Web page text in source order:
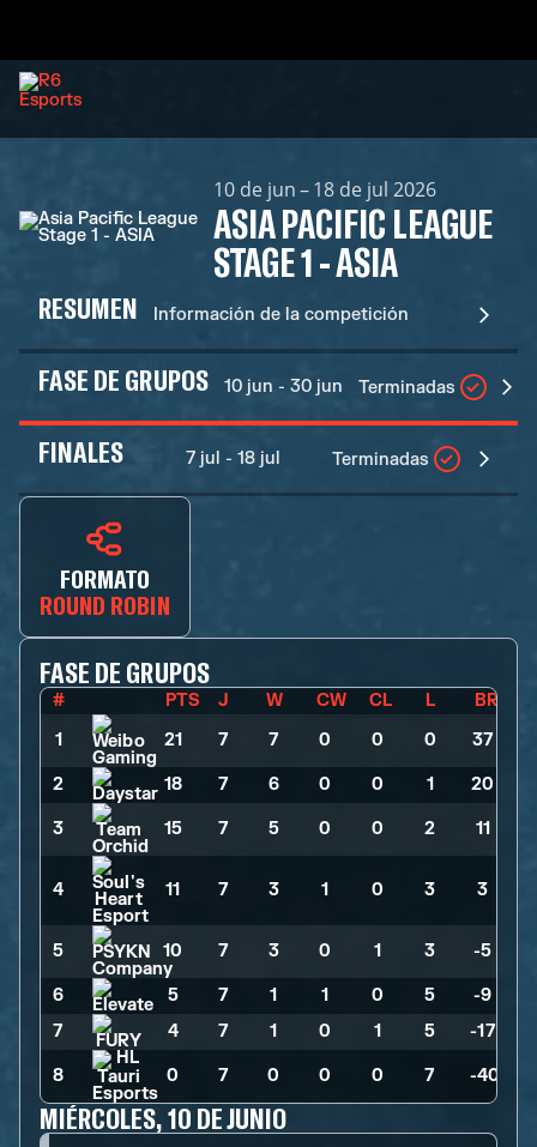
10 de jun – 18 de jul 2026
ASIA PACIFIC LEAGUE
STAGE 1 - ASIA
RESUMEN Información de la competición
FASE DE GRUPOS 10 jun - 30 jun Terminadas
FINALES 7 jul - 18 jul Terminadas
FORMATO
ROUND ROBIN
FASE DE GRUPOS
# PTS J W CW CL L
BR
1
21 7 7 0 0 0 37
2 18 7 6 0 0 1 20
3 15 7 5 0 0 2 11
4 11 7 3 1 0 3 3
5 10 7 3 0 1 3 -5
6 5 7 1 1 0 5
-9
7
4 7 1 0 1 5 -17
8 0 7 0 0 0 7 -40
MIÉRCOLES, 10 DE JUNIO